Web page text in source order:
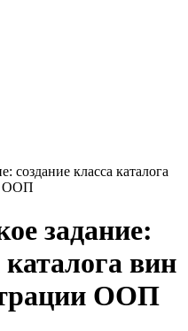
создание класса каталога
ООП
задание:
каталога вин
ООП